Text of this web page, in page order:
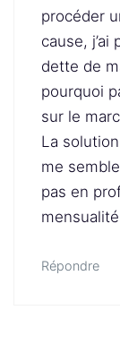
procéder
cause,
dette de
pourquoi
sur le
La
me
pas en
Répondre